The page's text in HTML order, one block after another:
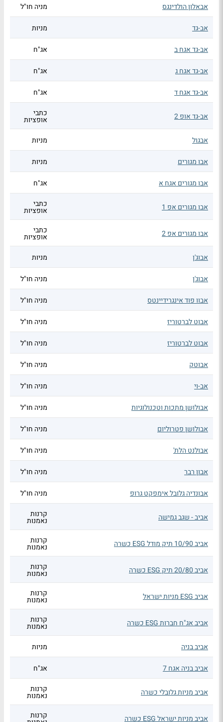
אבאלון הולדינגס מניה חו"ל
אב-גד מניות
אב-גד אגח ב אג"ח
אב-גד אגח ג אג"ח
אב-גד אגח ד אג"ח
אב-גד אופ 2 כתבי
אופציות
אבגול
מניות
אבו מגורים מניות
אבו מגורים אגח א אג"ח
אבו מגורים אפ 1 כתבי
אופציות
אבו מגורים אפ 2 כתבי
אופציות
אבוג'ן
מניות
אבוג'ן מניה חו"ל
אבוו פוד אינגרידיינטס מניה חו"ל
אבוט לברטוריז מניה חו"ל
אבוט לברטוריז מניה חו"ל
אבוטק מניה חו"ל
אב-וי מניה חו"ל
אבולושן מתכות וטכנולוגיות מניה חו"ל
אבולושן פטרוליום מניה חו"ל
אבולנט הלת' מניה חו"ל
אבון רבר מניה חו"ל
אבונדיה גלובל אימפקט גרופ מניה חו"ל
אביב - שגב גמישה קרנות
נאמנות
אביב 10/90 תיק מודל ESG כשרה קרנות
נאמנות
אביב 20/80 תיק ESG כשרה קרנות
נאמנות
אביב ESG מניות ישראל קרנות
נאמנות
אביב אג"ח חברות ESG כשרה קרנות
נאמנות
אביב בניה
מניות
אביב בניה אגח 7 אג"ח
אביב מניות גלובלי כשרה קרנות
נאמנות
אביב מניות ישראל ESG כשרה קרנות